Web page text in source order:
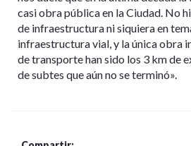
casi obra pública en la Ciudad. No
de infraestructura ni siquiera en
infraestructura vial, y la única obra
de transporte han sido los 3 km de
de subtes que aún no se terminó».